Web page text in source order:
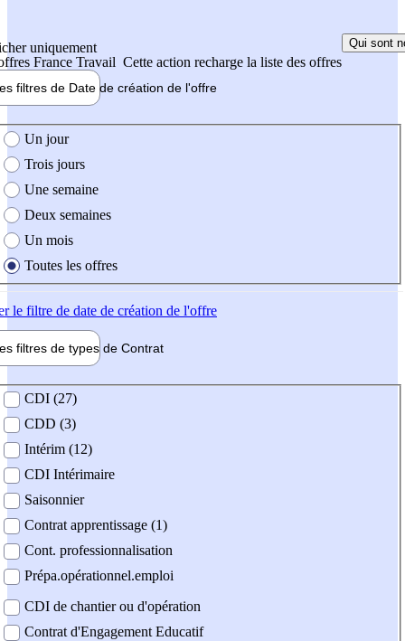
uniquement
France Travail Cette action recharge la liste des offres
Qui sont
filtres de Date de création de l'offre
création de l'offre
Un jour
Trois jours
Une semaine
Deux semaines
Un mois
Toutes les offres
le filtre de date de création de l'offre
filtres de types de Contrat
contrat
CDI (27)
CDD (3)
Intérim (12)
CDI Intérimaire
Saisonnier
Contrat apprentissage (1)
Cont. professionnalisation
Prépa.opérationnel.emploi
CDI de chantier ou d'opération
Contrat d'Engagement Educatif